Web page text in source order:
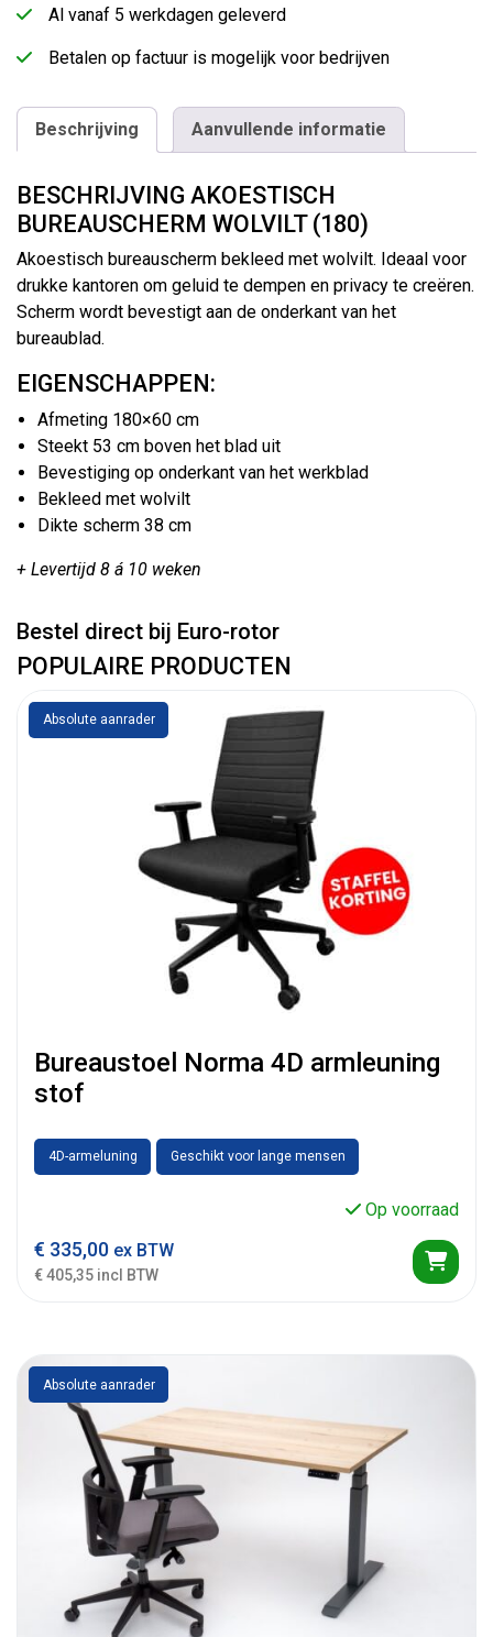
Al vanaf 5 werkdagen geleverd
Betalen op factuur is mogelijk voor bedrijven
Beschrijving Aanvullende informatie
BESCHRIJVING AKOESTISCH
BUREAUSCHERM WOLVILT (180)
Akoestisch bureauscherm bekleed met wolvilt. Ideaal voor
drukke kantoren om geluid te dempen en privacy te creëren.
Scherm wordt bevestigt aan de onderkant van het
bureaublad.
EIGENSCHAPPEN:
Afmeting 180×60 cm
Steekt 53 cm boven het blad uit
Bevestiging op onderkant van het werkblad
Bekleed met wolvilt
Dikte scherm 38 cm
+ Levertijd 8 á 10 weken
Bestel direct bij Euro-rotor
POPULAIRE PRODUCTEN
Absolute aanrader
Bureaustoel Norma 4D armleuning
stof
4D-armeluning Geschikt voor lange mensen
Op voorraad
€ 335,00 ex BTW
€ 405,35 incl BTW
Absolute aanrader